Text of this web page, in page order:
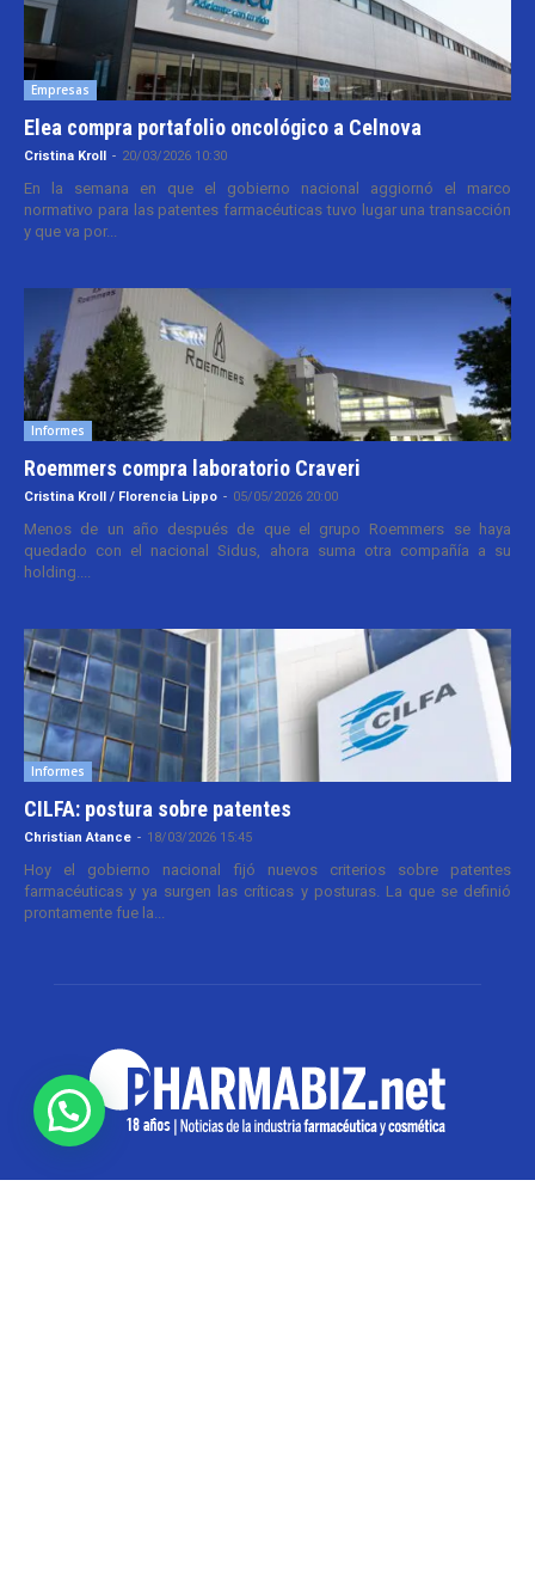
Empresas
Elea compra portafolio oncológico a Celnova
Cristina Kroll - 20/03/2026 10:30
En la semana en que el gobierno nacional aggiornó el marco
normativo para las patentes farmacéuticas tuvo lugar una transacción
y que va por...
Informes
Roemmers compra laboratorio Craveri
Cristina Kroll / Florencia Lippo - 05/05/2026 20:00
Menos de un año después de que el grupo Roemmers se haya
quedado con el nacional Sidus, ahora suma otra compañía a su
holding....
Informes
CILFA: postura sobre patentes
Christian Atance - 18/03/2026 15:45
Hoy el gobierno nacional fijó nuevos criterios sobre patentes
farmacéuticas y ya surgen las críticas y posturas. La que se definió
prontamente fue la...